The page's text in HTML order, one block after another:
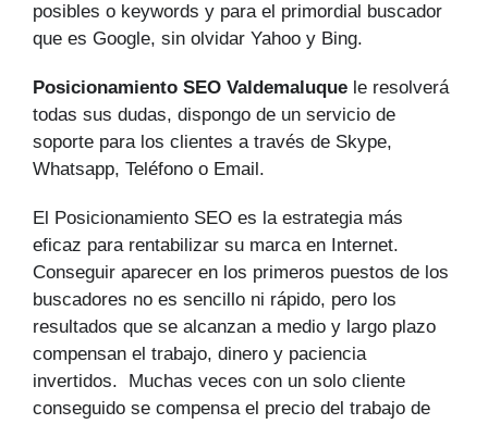
posibles o keywords y para el primordial buscador
que es Google, sin olvidar Yahoo y Bing.
Posicionamiento SEO Valdemaluque le resolverá
todas sus dudas, dispongo de un servicio de
soporte para los clientes a través de Skype,
Whatsapp, Teléfono o Email.
El Posicionamiento SEO es la estrategia más
eficaz para rentabilizar su marca en Internet.
Conseguir aparecer en los primeros puestos de los
buscadores no es sencillo ni rápido, pero los
resultados que se alcanzan a medio y largo plazo
compensan el trabajo, dinero y paciencia
invertidos. Muchas veces con un solo cliente
conseguido se compensa el precio del trabajo de